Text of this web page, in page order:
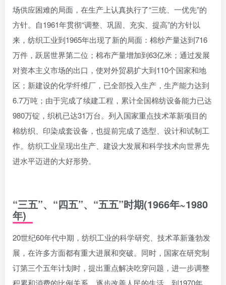
场供应困难的局面，在生产上认真执行了“三统、一优先”的
方针。自1961年贯彻“调整、巩固、充实、提高”的方针以
来，纺织工业到1965年出现了新的局面：棉纱产量达到716
万件，跃居世界第二位；棉布产量增加到63亿米；通过发展
对资本主义市场的出口，使对外贸易扩大到110个国家和地
区；新建设的化学纤维厂，已全部投入生产，生产能力达到
6.7万吨；由于完成了续建工程，累计全国棉纺设备能力已达
980万锭，织机已达31万台。列入国家重点技术革新项目的
棉纺织、印染成套设备，也提前完成了选型、设计和试制工
作。纺织工业呈现出生产、建设大发展和科学技术向世界先
进水平迈进的大好形势。
“三五”、“四五”、“五五”时期(1966年~1980
年)
20世纪60年代中期，纺织工业的科学研究、技术革新蓬勃发
展，在许多方面都有重大进展和突破。同时，国家在研究制
订第三个五年计划时，提出重点解决吃穿问题，进一步调整
积累和消费的比例关系，逐步改善人民的生活。到1970年